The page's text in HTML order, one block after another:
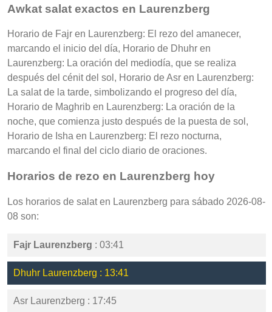
Awkat salat exactos en Laurenzberg
Horario de Fajr en Laurenzberg: El rezo del amanecer,
marcando el inicio del día, Horario de Dhuhr en
Laurenzberg: La oración del mediodía, que se realiza
después del cénit del sol, Horario de Asr en Laurenzberg:
La salat de la tarde, simbolizando el progreso del día,
Horario de Maghrib en Laurenzberg: La oración de la
noche, que comienza justo después de la puesta de sol,
Horario de Isha en Laurenzberg: El rezo nocturna,
marcando el final del ciclo diario de oraciones.
Horarios de rezo en Laurenzberg hoy
Los horarios de salat en Laurenzberg para sábado 2026-08-
08 son:
Fajr Laurenzberg : 03:41
Dhuhr Laurenzberg : 13:41
Asr Laurenzberg : 17:45